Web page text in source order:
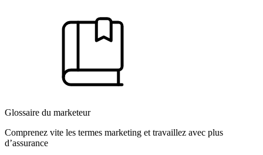
Glossaire du marketeur
Comprenez vite les termes marketing et travaillez avec plus
d’assurance